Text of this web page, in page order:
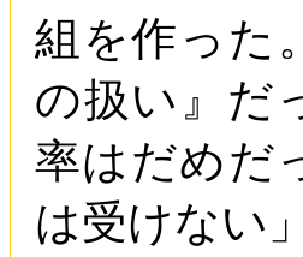
組を作った
の扱い』だ
率はだめだ
は受けない」